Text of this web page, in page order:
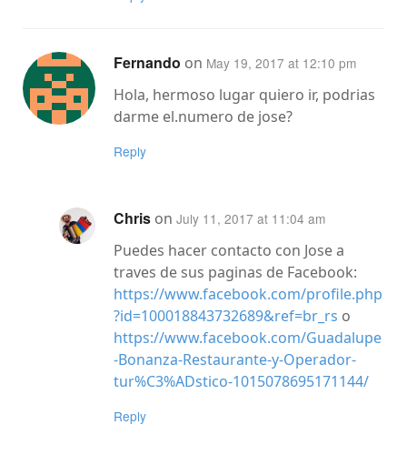
Fernando on May 19, 2017 at 12:10 pm
Hola, hermoso lugar quiero ir, podrias
darme el.numero de jose?
Reply
Chris on July 11, 2017 at 11:04 am
Puedes hacer contacto con Jose a
traves de sus paginas de Facebook:
https://www.facebook.com/profile.php
?id=100018843732689&ref=br_rs o
https://www.facebook.com/Guadalupe
-Bonanza-Restaurante-y-Operador-
tur%C3%ADstico-1015078695171144/
Reply